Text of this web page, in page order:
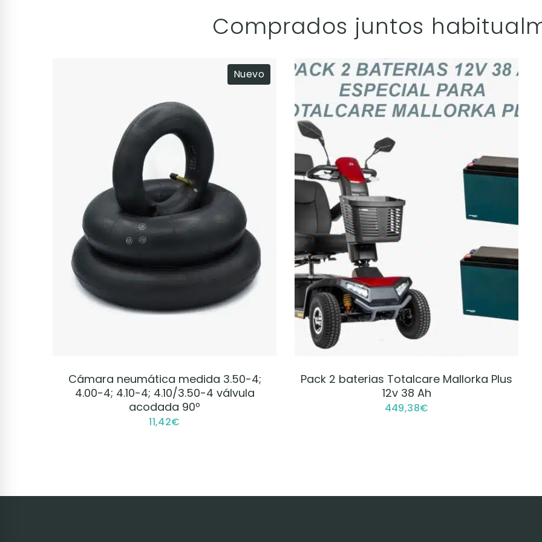
Comprados juntos
Nuevo
VER PRODUCTO
Cámara neumática medida 3.50-4;
4.00-4; 4.10-4; 4.10/3.50-4 válvula
acodada 90º
11,42€
VER PRODUCTO
Pack 2 baterias Totalcare Mallorka Plus
12v 38 Ah
449,38€